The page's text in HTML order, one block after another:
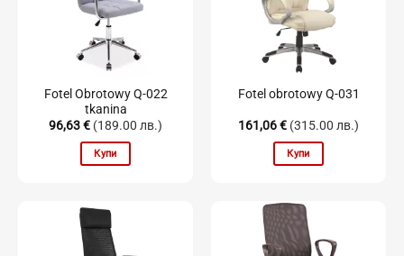
Fotel Obrotowy Q-022
tkanina
96,63€ (189.00 лв.)
Купи
Fotel obrotowy Q-031
161,06€ (315.00 лв.)
Купи